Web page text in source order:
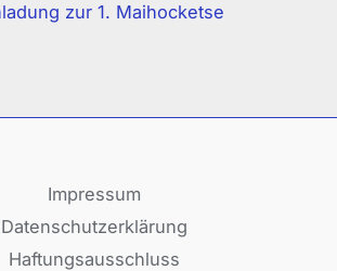
zur 1. Maihocketse
Impressum
Datenschutzerklärung
Haftungsausschluss